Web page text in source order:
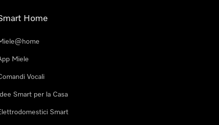
Home
Miele
Vocali
Smart per la Casa
Smart